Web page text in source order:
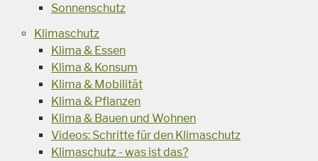
Sonnenschutz
Klimaschutz
Klima & Essen
Klima & Konsum
Klima & Mobilität
Klima & Pflanzen
Klima & Bauen und Wohnen
Videos: Schritte für den Klimaschutz
Klimaschutz - was ist das?